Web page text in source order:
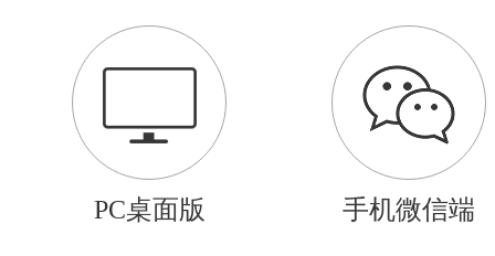
PC桌面版 手机微信端